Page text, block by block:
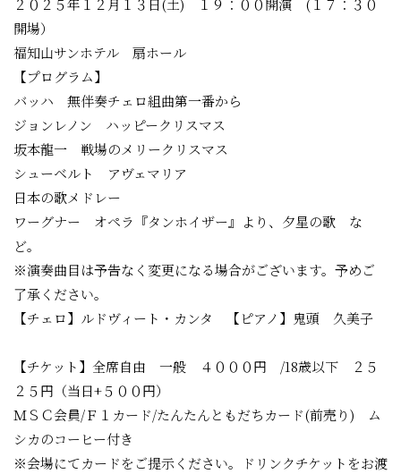
２０２５年１２月１３日(土) １９：００開演 (１７：３０
開場）
福知山サンホテル 扇ホール
【プログラム】
バッハ 無伴奏チェロ組曲第一番から
ジョンレノン ハッピークリスマス
坂本龍一 戦場のメリークリスマス
シューベルト アヴェマリア
日本の歌メドレー
ワーグナー オペラ『タンホイザー』より、夕星の歌 な
ど。
※演奏曲目は予告なく変更になる場合がございます。予めご
了承ください。
【チェロ】ルドヴィート・カンタ 【ピアノ】鬼頭 久美子
【チケット】全席自由 一般 ４０００円 /18歳以下 ２５
２５円（当日+５００円）
ＭＳＣ会員/Ｆ１カード/たんたんともだちカード(前売り) ム
シカのコーヒー付き
※会場にてカードをご提示ください。ドリンクチケットをお渡